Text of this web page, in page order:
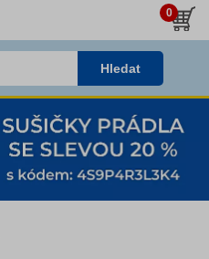
0
Hledat